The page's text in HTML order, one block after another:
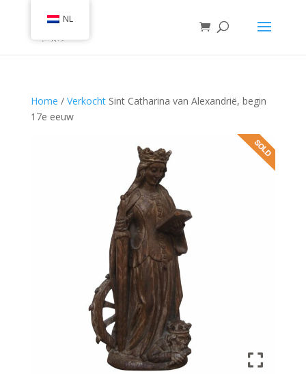
Home / VerkochtSint Catharina van Alexandrië, begin
17e eeuw
NL